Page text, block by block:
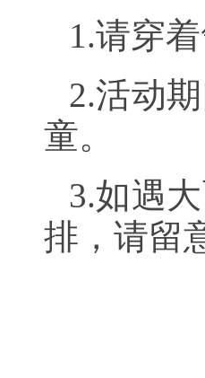
1.请穿
2.活动
童。
3.如遇
排，请留